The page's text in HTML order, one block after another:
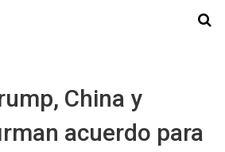
China y
acuerdo para